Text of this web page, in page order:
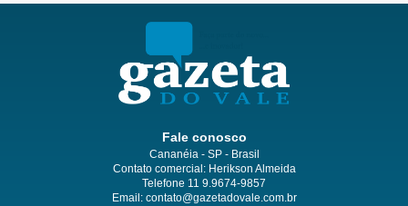
Fale conosco
Cananéia - SP - Brasil
Contato comercial: Herikson Almeida
Telefone 11 9.9674-9857
Email: contato@gazetadovale.com.br